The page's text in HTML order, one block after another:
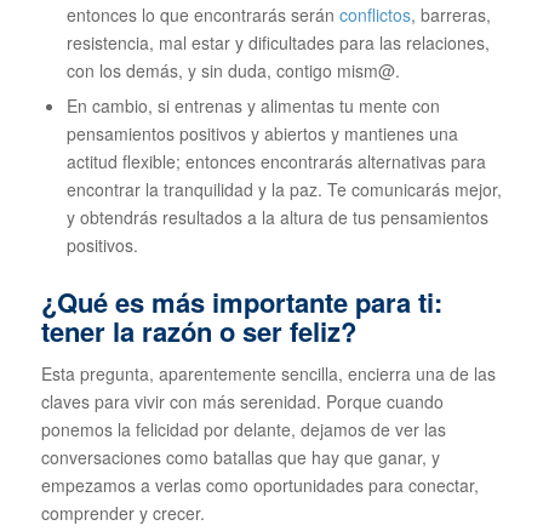
entonces lo que encontrarás serán conflictos, barreras,
resistencia, mal estar y dificultades para las relaciones,
con los demás, y sin duda, contigo mism@.
En cambio, si entrenas y alimentas tu mente con
pensamientos positivos y abiertos y mantienes una
actitud flexible; entonces encontrarás alternativas para
encontrar la tranquilidad y la paz. Te comunicarás mejor,
y obtendrás resultados a la altura de tus pensamientos
positivos.
¿Qué es más importante para ti:
tener la razón o ser feliz?
Esta pregunta, aparentemente sencilla, encierra una de las
claves para vivir con más serenidad. Porque cuando
ponemos la felicidad por delante, dejamos de ver las
conversaciones como batallas que hay que ganar, y
empezamos a verlas como oportunidades para conectar,
comprender y crecer.